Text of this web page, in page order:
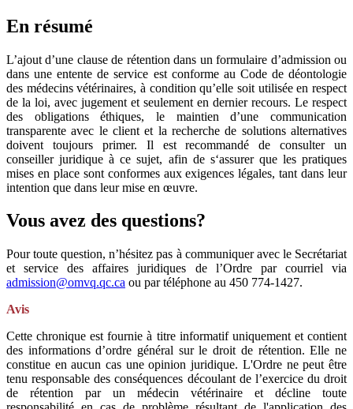
En résumé
L’ajout d’une clause de rétention dans un formulaire d’admission ou
dans une entente de service est conforme au Code de déontologie
des médecins vétérinaires, à condition qu’elle soit utilisée en respect
de la loi, avec jugement et seulement en dernier recours. Le respect
des obligations éthiques, le maintien d’une communication
transparente avec le client et la recherche de solutions alternatives
doivent toujours primer. Il est recommandé de consulter un
conseiller juridique à ce sujet, afin de s‘assurer que les pratiques
mises en place sont conformes aux exigences légales, tant dans leur
intention que dans leur mise en œuvre.
Vous avez des questions?
Pour toute question, n’hésitez pas à communiquer avec le Secrétariat
et service des affaires juridiques de l’Ordre par courriel via
admission@omvq.qc.ca ou par téléphone au 450 774-1427.
Avis
Cette chronique est fournie à titre informatif uniquement et contient
des informations d’ordre général sur le droit de rétention. Elle ne
constitue en aucun cas une opinion juridique. L'Ordre ne peut être
tenu responsable des conséquences découlant de l’exercice du droit
de rétention par un médecin vétérinaire et décline toute